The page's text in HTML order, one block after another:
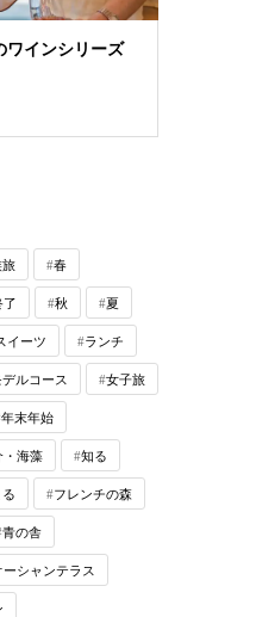
ワインシリーズ
旅 春
了 秋 夏
イーツ ランチ
デルコース 女子旅
年末年始
・海藻 知る
フレンチの森
青の舎
ーシャンテラス